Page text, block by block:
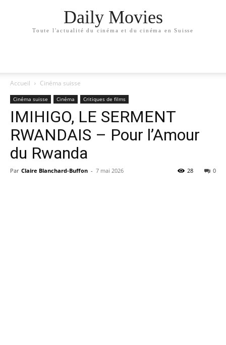
Daily Movies
Toute l'actualité du cinéma et du cinéma en Suisse
Accueil Cinéma suisse
Cinéma suisse Cinéma Critiques de films
IMIHIGO, LE SERMENT
RWANDAIS – Pour l’Amour
du Rwanda
Par Claire Blanchard-Buffon - 7 mai 2026 0
28